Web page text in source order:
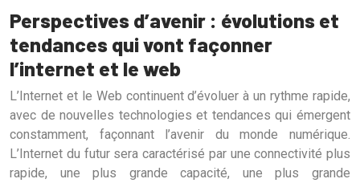
Perspectives d’avenir : évolutions et
tendances qui vont façonner
l’internet et le web
L’Internet et le Web continuent d’évoluer à un rythme rapide,
avec de nouvelles technologies et tendances qui émergent
constamment, façonnant l’avenir du monde numérique.
L’Internet du futur sera caractérisé par une connectivité plus
rapide, une plus grande capacité, une plus grande